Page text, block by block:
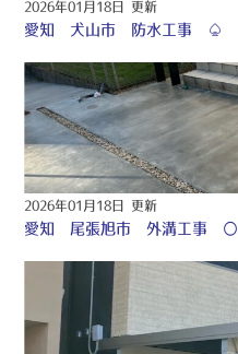
2026年01月18日 更新
愛知 犬山市 防水工事 ♤
2026年01月18日 更新
愛知 尾張旭市 外溝工事 〇